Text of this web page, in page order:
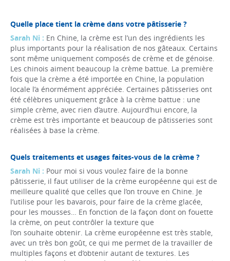
Quelle place tient la crème dans votre pâtisserie ?
Sarah Ni : En Chine, la crème est l’un des ingrédients les
plus importants pour la réalisation de nos gâteaux. Certains
sont même uniquement composés de crème et de génoise.
Les chinois aiment beaucoup la crème battue. La première
fois que la crème a été importée en Chine, la population
locale l’a énormément appréciée. Certaines pâtisseries ont
été célèbres uniquement grâce à la crème battue : une
simple crème, avec rien d’autre. Aujourd’hui encore, la
crème est très importante et beaucoup de pâtisseries sont
réalisées à base la crème.
Quels traitements et usages faites-vous de la crème ?
Sarah Ni : Pour moi si vous voulez faire de la bonne
pâtisserie, il faut utiliser de la crème européenne qui est de
meilleure qualité que celles que l’on trouve en Chine. Je
l’utilise pour les bavarois, pour faire de la crème glacée,
pour les mousses… En fonction de la façon dont on fouette
la crème, on peut contrôler la texture que
l’on souhaite obtenir. La crème européenne est très stable,
avec un très bon goût, ce qui me permet de la travailler de
multiples façons et d’obtenir autant de textures. Les